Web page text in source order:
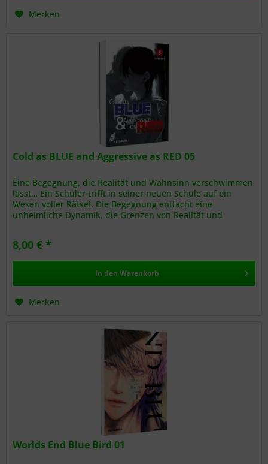
Merken
Cold as BLUE and Aggressive as RED 05
Eine Begegnung, die Realität und Wahnsinn verschwimmen
lässt… Ein Schüler trifft in seiner neuen Schule auf ein
Wesen voller Rätsel. Die Begegnung entfacht eine
unheimliche Dynamik, die Grenzen von Realität und
8,00 € *
In den Warenkorb
Merken
Worlds End Blue Bird 01